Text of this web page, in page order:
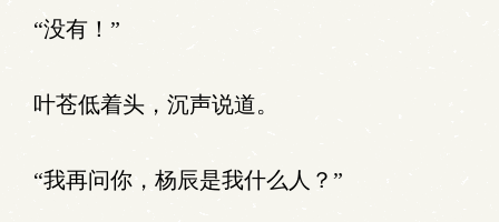
“没有！”
叶苍低着头，沉声说道。
“我再问你，杨辰是我什么人？”